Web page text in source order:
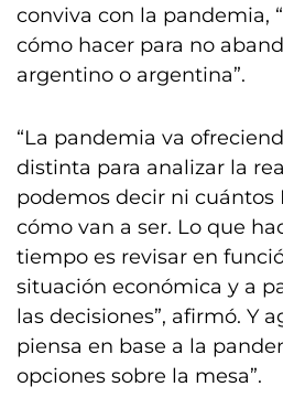
conviva con la pandemia,
cómo hacer para no
argentino o argentina”.
“La pandemia va
distinta para analizar la
podemos decir ni cuántos
cómo van a ser. Lo que
tiempo es revisar en
situación económica y a
las decisiones”, afirmó. Y
piensa en base a la
opciones sobre la mesa”.